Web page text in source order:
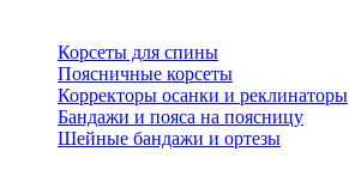
Корсеты для спины
Поясничные корсеты
Корректоры осанки и реклинаторы
Бандажи и пояса на поясницу
Шейные бандажи и ортезы